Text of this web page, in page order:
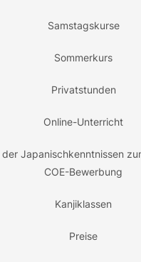
Samstagskurse
Sommerkurs
Privatstunden
Online-Unterricht
der Japanischkenntnissen
COE-Bewerbung
Kanjiklassen
Preise